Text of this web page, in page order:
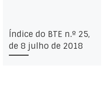
Índice do BTE n.º 25,
de 8 julho de 2018